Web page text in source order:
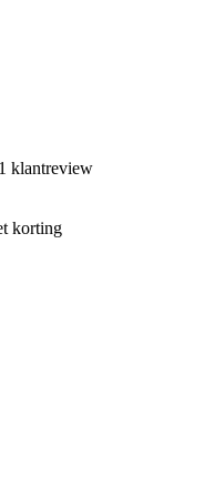
klantreview
korting